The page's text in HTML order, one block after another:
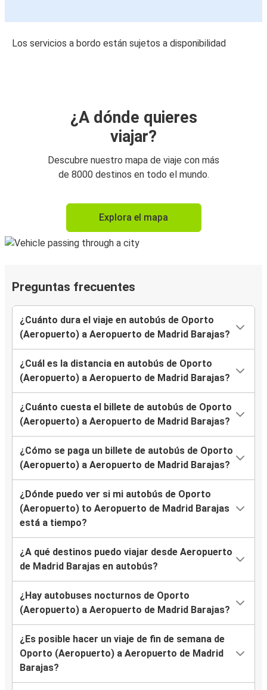
Los servicios a bordo están sujetos a disponibilidad
¿A dónde quieres
viajar?
Descubre nuestro mapa de viaje con más
de 8000 destinos en todo el mundo.
Explora el mapa
Preguntas frecuentes
¿Cuánto dura el viaje en autobús de Oporto
(Aeropuerto) a Aeropuerto de Madrid Barajas?
¿Cuál es la distancia en autobús de Oporto
(Aeropuerto) a Aeropuerto de Madrid Barajas?
¿Cuánto cuesta el billete de autobús de Oporto
(Aeropuerto) a Aeropuerto de Madrid Barajas?
¿Cómo se paga un billete de autobús de Oporto
(Aeropuerto) a Aeropuerto de Madrid Barajas?
¿Dónde puedo ver si mi autobús de Oporto
(Aeropuerto) to Aeropuerto de Madrid Barajas
está a tiempo?
¿A qué destinos puedo viajar desde Aeropuerto
de Madrid Barajas en autobús?
¿Hay autobuses nocturnos de Oporto
(Aeropuerto) a Aeropuerto de Madrid Barajas?
¿Es posible hacer un viaje de fin de semana de
Oporto (Aeropuerto) a Aeropuerto de Madrid
Barajas?